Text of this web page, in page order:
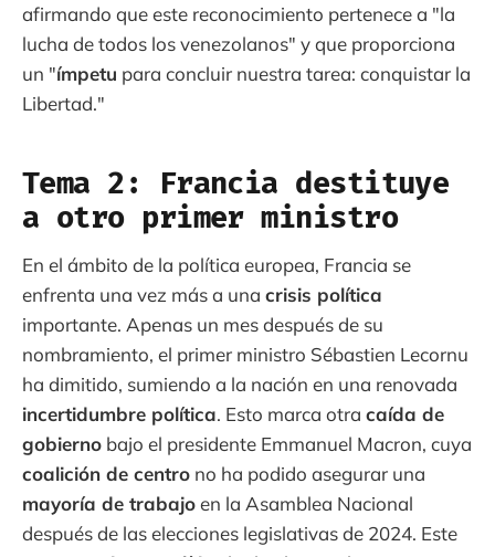
afirmando que este reconocimiento pertenece a "la
lucha de todos los venezolanos" y que proporciona
un "ímpetu para concluir nuestra tarea: conquistar la
Libertad."
Tema 2: Francia destituye
a otro primer ministro
En el ámbito de la política europea, Francia se
enfrenta una vez más a una crisis política
importante. Apenas un mes después de su
nombramiento, el primer ministro Sébastien Lecornu
ha dimitido, sumiendo a la nación en una renovada
incertidumbre política. Esto marca otra caída de
gobierno bajo el presidente Emmanuel Macron, cuya
coalición de centro no ha podido asegurar una
mayoría de trabajoen la Asamblea Nacional
después de las elecciones legislativas de 2024. Este